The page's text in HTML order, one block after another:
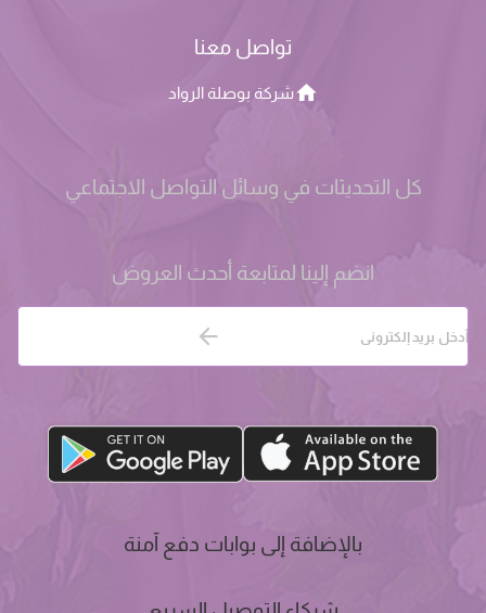
تواصل معنا
شركة بوصلة الرواد
كل التحديثات في وسائل التواصل الاجتماعي
انضم إلينا لمتابعة أحدث العروض
بالإضافة إلى بوابات دفع آمنة